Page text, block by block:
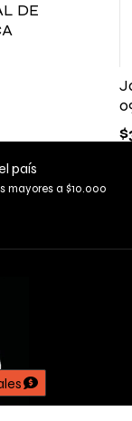
DE
$
país
mayores a $10.000